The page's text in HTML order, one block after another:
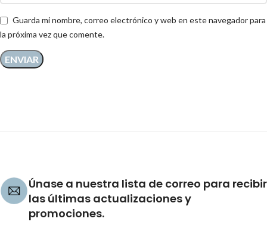
Guarda mi nombre, correo electrónico y web en este navegador para
la próxima vez que comente.
Únase a nuestra lista de correo para recibir
las últimas actualizaciones y
promociones.